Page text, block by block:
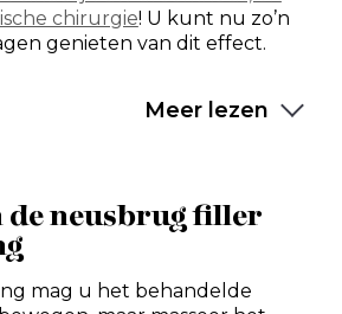
chirurgie! U kunt nu zo’n
genieten van dit effect.
Meer lezen
de neusbrug filler
mag u het behandelde